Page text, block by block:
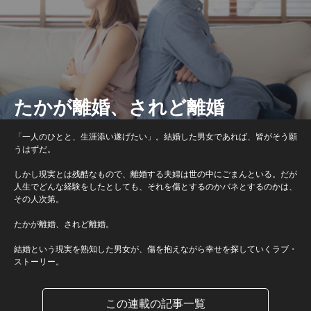
たかが離婚、されど離婚
「一人のひとと、生涯添い遂げたい」。結婚した男女であれば、皆がそう願
うはずだ。
しかし現実とは残酷なもので、離婚する夫婦は世の中にごまんといる。だが
人生でどんな経験をしたとしても、それを傷とするのかバネとするのかは、
その人次第。
たかが離婚、されど離婚。
結婚という現実を熟知した男女が、傷を抱えながら幸せを探していくラブ・
ストーリー。
この連載の記事一覧